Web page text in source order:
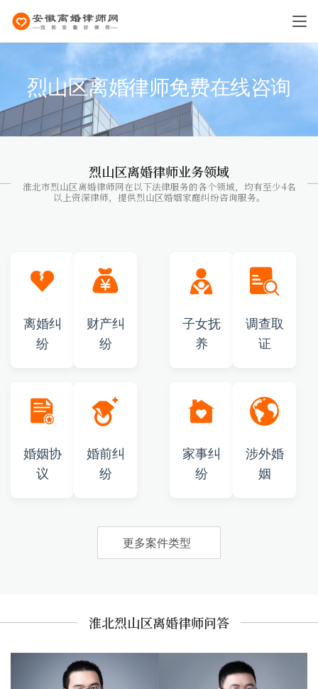
烈山区离婚律师免费在线咨询
烈山区离婚律师业务领域
淮北市烈山区离婚律师网在以下法律服务的各个领域，均有至少4名
以上资深律师，提供烈山区婚姻家庭纠纷咨询服务。
离婚纠
纷
财产纠
纷
子女抚
养
调查取
证
婚姻协
议
婚前纠
纷
家事纠
纷
涉外婚
姻
更多案件类型
淮北烈山区离婚律师问答